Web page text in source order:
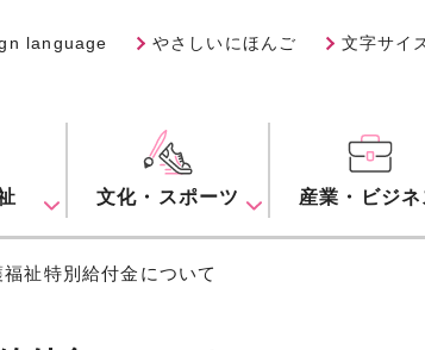
language やさしいにほんご 文字サイ
文化・スポーツ 産業・ビジネ
祉特別給付金について